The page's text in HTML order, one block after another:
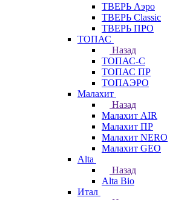
ТВЕРЬ Аэро
ТВЕРЬ Classic
ТВЕРЬ ПРО
ТОПАС
Назад
ТОПАС-С
ТОПАС ПР
ТОПАЭРО
Малахит
Назад
Малахит AIR
Малахит ПР
Малахит NERO
Малахит GEO
Alta
Назад
Alta Bio
Итал